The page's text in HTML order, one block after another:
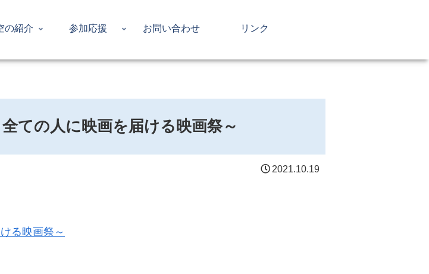
の紹介 参加応援 お問い合わせ リンク
ての人に映画を届ける映画祭～
2021.10.19
る映画祭～